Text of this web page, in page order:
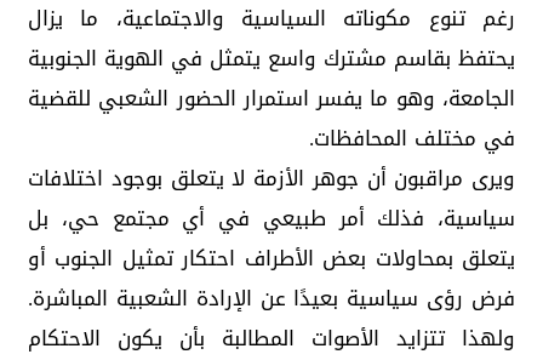
رغم تنوع مكوناته السياسية والاجتماعية، ما يزال
يحتفظ بقاسم مشترك واسع يتمثل في الهوية الجنوبية
الجامعة، وهو ما يفسر استمرار الحضور الشعبي للقضية
في مختلف المحافظات.
ويرى مراقبون أن جوهر الأزمة لا يتعلق بوجود اختلافات
سياسية، فذلك أمر طبيعي في أي مجتمع حي، بل
يتعلق بمحاولات بعض الأطراف احتكار تمثيل الجنوب أو
فرض رؤى سياسية بعيدًا عن الإرادة الشعبية المباشرة.
ولهذا تتزايد الأصوات المطالبة بأن يكون الاحتكام